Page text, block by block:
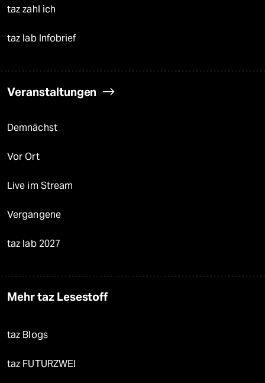
taz zahl ich
taz lab Infobrief
Veranstaltungen
Demnächst
Vor Ort
Live im Stream
Vergangene
taz lab 2027
Mehr taz Lesestoff
taz Blogs
taz FUTURZWEI